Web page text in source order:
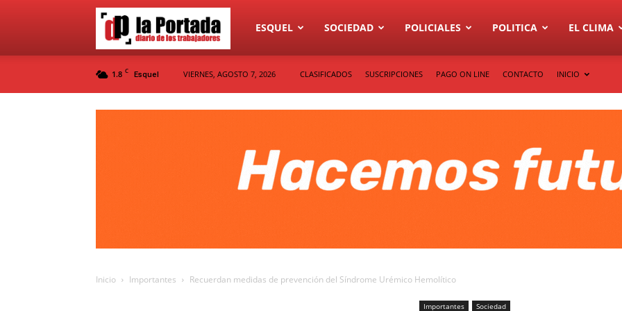
Diario
La
ESQUEL SOCIEDAD POLICIALES POLITICA EL CLIMA
1.8 C Esquel VIERNES, AGOSTO 7, 2026 CLASIFICADOS SUSCRIPCIONES PAGO ON LINE CONTACTO INICIO
Inicio Importantes Recuerdan medidas de prevención del Síndrome Urémico Hemolítico
Importantes Sociedad